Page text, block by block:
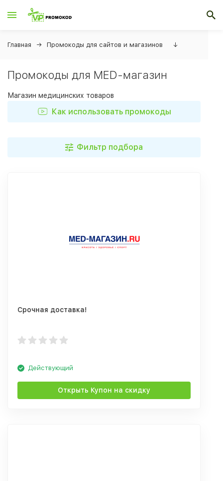
Главная Промокоды для сайтов и магазинов ↓
Промокоды для MED-магазин
Магазин медицинских товаров
Как использовать промокоды
Фильтр подбора
Срочная доставка!
Действующий
Открыть Купон на скидку